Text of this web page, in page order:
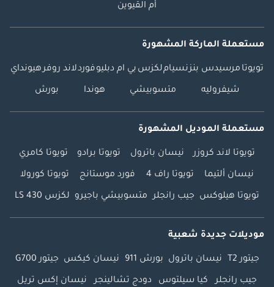
أم القيوين
مستعملة الماركة المشهورة
تويوتا مرسيدس بنزنسياملكزس بي ام دبليوفوردلاند روفرهيونداي
شيفروليه متسوبيشي هوندا بورش
مستعملة الموديل المشهورة
تويوتا لاند كروزر نيسان باترول تويوتا برادو تويوتا كامري
نيسان ألتيما تويوتا راف 4 فورد موستانج تويوتا كورولا
تويوتا هيلوكس جيب رانجلر متسوبيشي باجيرو لكزس LS 430
موديلات جديدة شعبية
جيتور T2 نيسان باترول بورش 911 نيسان كيكس جيتور G700
جيب رانجلر كيا سيلتوس دودج تشالينجر نيسان إكس تريل